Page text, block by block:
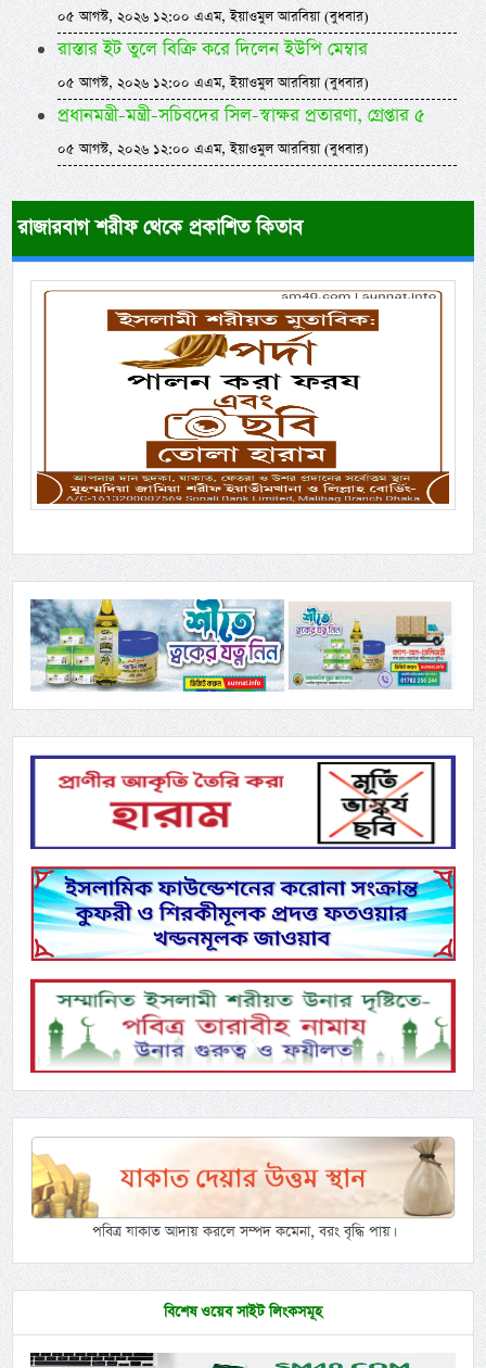
০৫ আগস্ট, ২০২৬ ১২:০০ এএম, ইয়াওমুল আরবিয়া (বুধবার)
রাস্তার ইট তুলে বিক্রি করে দিলেন ইউপি মেম্বার
০৫ আগস্ট, ২০২৬ ১২:০০ এএম, ইয়াওমুল আরবিয়া (বুধবার)
প্রধানমন্ত্রী-মন্ত্রী-সচিবদের সিল-স্বাক্ষর প্রতারণা, গ্রেপ্তার ৫
০৫ আগস্ট, ২০২৬ ১২:০০ এএম, ইয়াওমুল আরবিয়া (বুধবার)
রাজারবাগ শরীফ থেকে প্রকাশিত কিতাব
পবিত্র যাকাত আদায় করলে সম্পদ কমেনা, বরং বৃদ্ধি পায়।
বিশেষ ওয়েব সাইট লিংকসমূহ